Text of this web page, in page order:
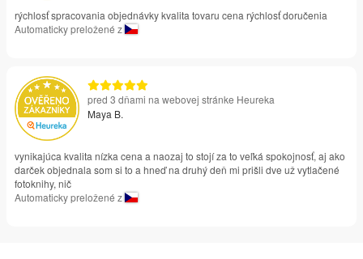
rýchlosť spracovania objednávky kvalita tovaru cena rýchlosť doručenia
Automaticky preložené z
pred 3 dňami na webovej stránke Heureka
Maya B.
vynikajúca kvalita nízka cena a naozaj to stojí za to veľká spokojnosť, aj ako
darček objednala som si to a hneď na druhý deň mi prišli dve už vytlačené
fotoknihy, nič
Automaticky preložené z